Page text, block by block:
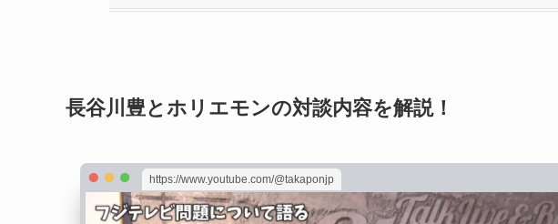
長谷川豊とホリエモンの対談内容を解説！
https://www.youtube.com/@takaponjp